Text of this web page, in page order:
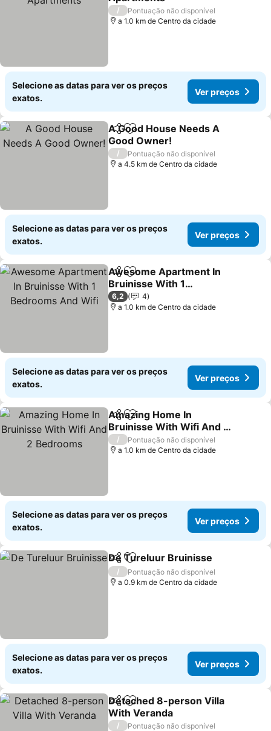
/
Pontuação não disponível
a 1.0 km de Centro da cidade
Selecione as datas para ver os preços
exatos.
Ver preços
PartilharAdicionar aos favoritos
A Good House Needs A
Good Owner!
/
Pontuação não disponível
a 4.5 km de Centro da cidade
Selecione as datas para ver os preços
exatos.
Ver preços
PartilharAdicionar aos favoritos
Awesome Apartment In
Bruinisse With 1
Bedrooms And Wifi
6,2
4
a 1.0 km de Centro da cidade
Selecione as datas para ver os preços
exatos.
Ver preços
PartilharAdicionar aos favoritos
Amazing Home In
Bruinisse With Wifi And 2
Bedrooms
/
Pontuação não disponível
a 1.0 km de Centro da cidade
Selecione as datas para ver os preços
exatos.
Ver preços
PartilharAdicionar aos favoritos
De Tureluur Bruinisse
/
Pontuação não disponível
a 0.9 km de Centro da cidade
Selecione as datas para ver os preços
exatos.
Ver preços
PartilharAdicionar aos favoritos
Detached 8-person Villa
With Veranda
/
Pontuação não disponível